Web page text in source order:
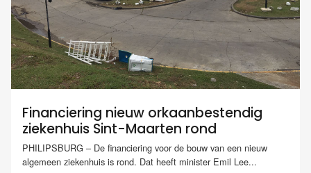
Financiering nieuw orkaanbestendig
ziekenhuis Sint-Maarten rond
PHILIPSBURG – De financiering voor de bouw van een nieuw
algemeen ziekenhuis is rond. Dat heeft minister Emil Lee...